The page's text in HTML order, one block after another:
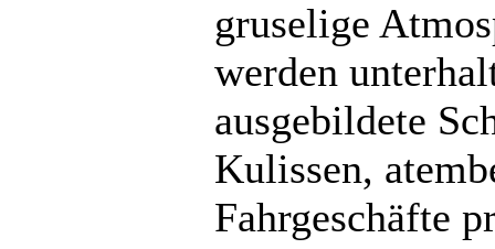
gruselige
werden
ausgebildete
Kulissen,
Fahrgeschäfte